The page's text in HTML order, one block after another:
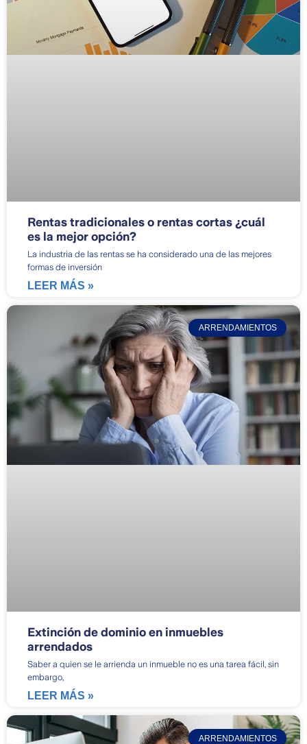
Rentas tradicionales o rentas cortas ¿cuál
es la mejor opción?
La industria de las rentas se ha considerado una de las mejores
formas de inversión
LEER MÁS »
ARRENDAMIENTOS
Extinción de dominio en inmuebles
arrendados
Saber a quien se le arrienda un inmueble no es una tarea fácil, sin
embargo,
LEER MÁS »
ARRENDAMIENTOS